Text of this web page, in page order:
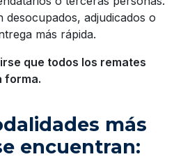
adjudicados o
más rápida.
que todos los remates
forma.
más
encuentran: